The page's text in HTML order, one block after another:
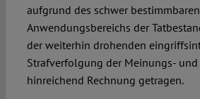
aufgrund des schwer bestimmbaren
Anwendungsbereichs der
der weiterhin drohenden
Strafverfolgung der Meinungs-
hinreichend Rechnung getragen.